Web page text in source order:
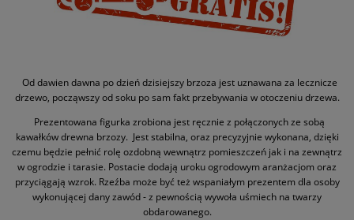
Od dawien dawna po dzień dzisiejszy brzoza jest uznawana za lecznicze
drzewo, począwszy od soku po sam fakt przebywania w otoczeniu drzewa.
Prezentowana figurka zrobiona jest ręcznie z połączonych ze sobą
kawałków drewna brzozy. Jest stabilna, oraz precyzyjnie wykonana, dzięki
czemu będzie pełnić rolę ozdobną wewnątrz pomieszczeń jak i na zewnątrz
w ogrodzie i tarasie. Postacie dodają uroku ogrodowym aranżacjom oraz
przyciągają wzrok. Rzeźba może być też wspaniałym prezentem dla osoby
wykonującej dany zawód - z pewnością wywoła uśmiech na twarzy
obdarowanego.